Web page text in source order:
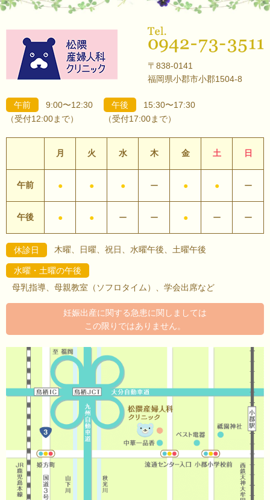
〒838-0141
福岡県小郡市小郡1504-8
午前
9:00〜12:30
（受付12:00まで）
午後
15:30〜17:30
（受付17:00まで）
月 火 水 木 金 土 日
午前 ● ● ● ー ● ● ー
午後 ● ● ー ー ● ー ー
休診日 木曜、日曜、祝日、水曜午後、土曜午後
水曜・土曜の午後
母乳指導、母親教室（ソフロタイム）、学会出席など
妊娠出産に関する急患に関しましては
この限りではありません。